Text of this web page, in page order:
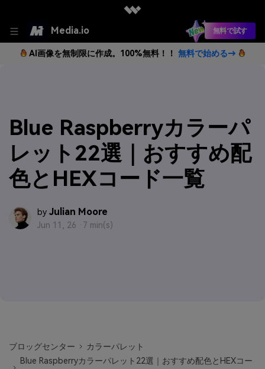
Media.io 無料で試す
AI画像を無制限に作成。100%無料！！ 無料で始める→
Blue Raspberryカラーパ
レット22選｜おすすめ配
色とHEXコード一覧
by Julian Moore
Jun 11, 26 · 7 min(s)
ブロッグセンター
カラーパレット
Blue Raspberryカラーパレット22選｜おすすめ配色とHEXコー